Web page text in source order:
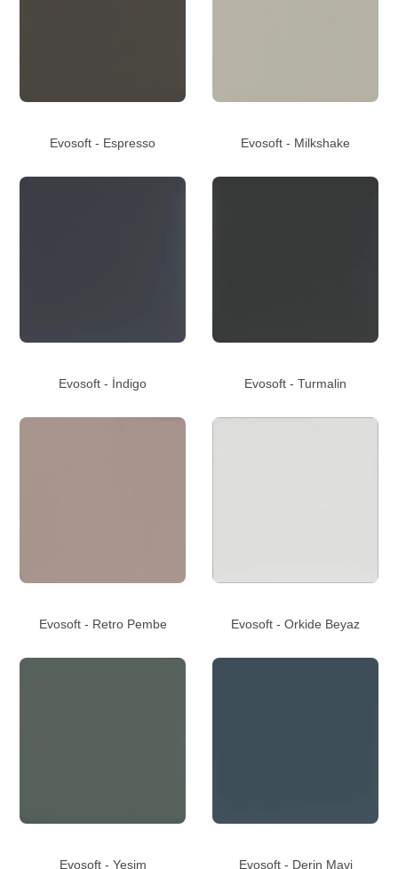
Evosoft - Espresso Evosoft - Milkshake
Evosoft - İndigo Evosoft - Turmalin
Evosoft - Retro Pembe Evosoft - Orkide Beyaz
Evosoft - Yeşim Evosoft - Derin Mavi